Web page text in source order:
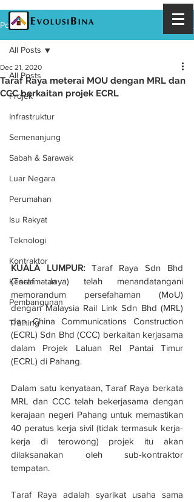
Post
All Posts
Projek
Infrastruktur
Semenanjung
Sabah & Sarawak
Luar Negara
Perumahan
Isu Rakyat
Teknologi
Kontraktor
Keselamatan
Pembangunan
Training
All Posts
Taraf Raya meterai MOU dengan MRL dan
CCC berkaitan projek ECRL
Dec 21, 2020
KUALA LUMPUR: Taraf Raya Sdn Bhd
(Taraf Jaya) telah menandatangani
memorandum persefahaman (MoU)
dengan Malaysia Rail Link Sdn Bhd (MRL)
dan China Communications Construction
(ECRL) Sdn Bhd (CCC) berkaitan kerjasama
dalam Projek Laluan Rel Pantai Timur
(ECRL) di Pahang.
Dalam satu kenyataan, Taraf Raya berkata
MRL dan CCC telah bekerjasama dengan
kerajaan negeri Pahang untuk memastikan
40 peratus kerja sivil (tidak termasuk kerja-
kerja di terowong) projek itu akan
dilaksanakan oleh sub-kontraktor
tempatan.
Taraf Raya adalah syarikat usaha sama